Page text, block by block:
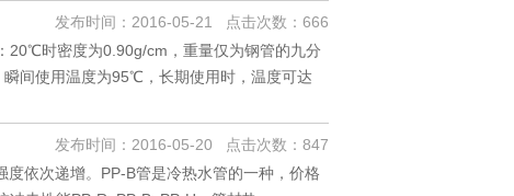
20℃时密度为0.90g/cm，重量仅为钢管的九分
间使用温度为95℃，长期使用时，温度可达
发布时间：2016-05-21 点击次数：666
依次递增。PP-B管是冷热水管的一种，价格
发布时间：2016-05-20 点击次数：847